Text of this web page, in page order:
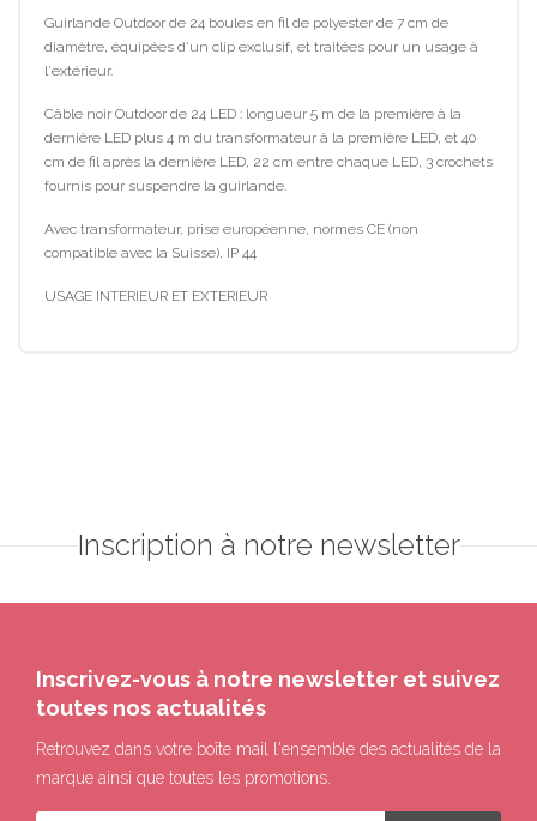
Guirlande Outdoor de 24 boules en fil de polyester de 7 cm de
diamètre, équipées d'un clip exclusif, et traitées pour un usage à
l'extérieur.
Câble noir Outdoor de 24 LED : longueur 5 m de la première à la
dernière LED plus 4 m du transformateur à la première LED, et 40
cm de fil après la dernière LED, 22 cm entre chaque LED, 3 crochets
fournis pour suspendre la guirlande.
Avec transformateur, prise européenne, normes CE (non
compatible avec la Suisse), IP 44
USAGE INTERIEUR ET EXTERIEUR
Inscription à notre newsletter
Inscrivez-vous à notre newsletter et suivez
toutes nos actualités
Retrouvez dans votre boîte mail l'ensemble des actualités de la
marque ainsi que toutes les promotions.